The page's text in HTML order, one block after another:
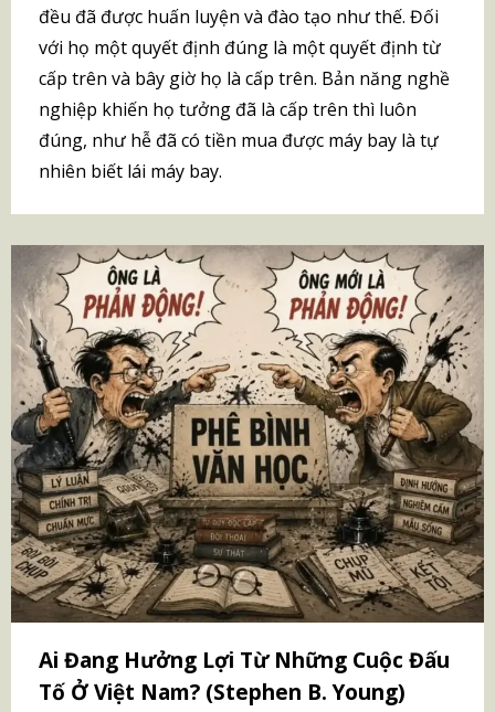
đều đã được huấn luyện và đào tạo như thế. Đối
với họ một quyết định đúng là một quyết định từ
cấp trên và bây giờ họ là cấp trên. Bản năng nghề
nghiệp khiến họ tưởng đã là cấp trên thì luôn
đúng, như hễ đã có tiền mua được máy bay là tự
nhiên biết lái máy bay.
Ai Đang Hưởng Lợi Từ Những Cuộc Đấu
Tố Ở Việt Nam? (Stephen B. Young)